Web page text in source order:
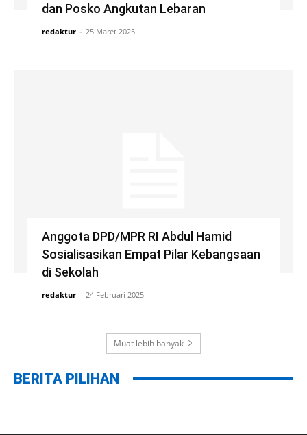
dan Posko Angkutan Lebaran
redaktur - 25 Maret 2025
Anggota DPD/MPR RI Abdul Hamid
Sosialisasikan Empat Pilar Kebangsaan
di Sekolah
redaktur - 24 Februari 2025
Muat lebih banyak
BERITA PILIHAN